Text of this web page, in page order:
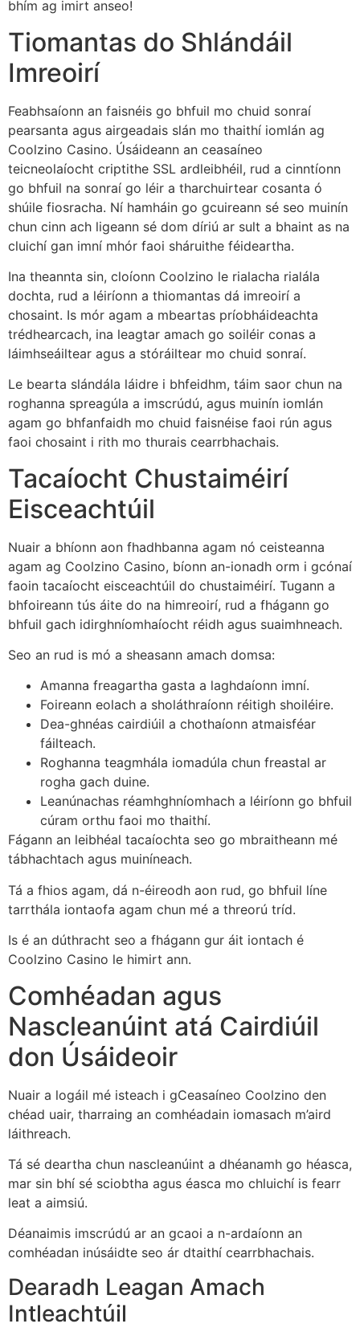
bhím ag imirt anseo!
Tiomantas do Shlándáil
Imreoirí
Feabhsaíonn an faisnéis go bhfuil mo chuid sonraí
pearsanta agus airgeadais slán mo thaithí iomlán ag
Coolzino Casino. Úsáideann an ceasaíneo
teicneolaíocht criptithe SSL ardleibhéil, rud a cinntíonn
go bhfuil na sonraí go léir a tharchuirtear cosanta ó
shúile fiosracha. Ní hamháin go gcuireann sé seo muinín
chun cinn ach ligeann sé dom díriú ar sult a bhaint as na
cluichí gan imní mhór faoi sháruithe féideartha.
Ina theannta sin, cloíonn Coolzino le rialacha rialála
dochta, rud a léiríonn a thiomantas dá imreoirí a
chosaint. Is mór agam a mbeartas príobháideachta
trédhearcach, ina leagtar amach go soiléir conas a
láimhseáiltear agus a stóráiltear mo chuid sonraí.
Le bearta slándála láidre i bhfeidhm, táim saor chun na
roghanna spreagúla a imscrúdú, agus muinín iomlán
agam go bhfanfaidh mo chuid faisnéise faoi rún agus
faoi chosaint i rith mo thurais cearrbhachais.
Tacaíocht Chustaiméirí
Eisceachtúil
Nuair a bhíonn aon fhadhbanna agam nó ceisteanna
agam ag Coolzino Casino, bíonn an-ionadh orm i gcónaí
faoin tacaíocht eisceachtúil do chustaiméirí. Tugann a
bhfoireann tús áite do na himreoirí, rud a fhágann go
bhfuil gach idirghníomhaíocht réidh agus suaimhneach.
Seo an rud is mó a sheasann amach domsa:
Amanna freagartha gasta a laghdaíonn imní.
Foireann eolach a sholáthraíonn réitigh shoiléire.
Dea-ghnéas cairdiúil a chothaíonn atmaisféar
fáilteach.
Roghanna teagmhála iomadúla chun freastal ar
rogha gach duine.
Leanúnachas réamhghníomhach a léiríonn go bhfuil
cúram orthu faoi mo thaithí.
Fágann an leibhéal tacaíochta seo go mbraitheann mé
tábhachtach agus muiníneach.
Tá a fhios agam, dá n-éireodh aon rud, go bhfuil líne
tarrthála iontaofa agam chun mé a threorú tríd.
Is é an dúthracht seo a fhágann gur áit iontach é
Coolzino Casino le himirt ann.
Comhéadan agus
Nascleanúint atá Cairdiúil
don Úsáideoir
Nuair a logáil mé isteach i gCeasaíneo Coolzino den
chéad uair, tharraing an comhéadain iomasach m’aird
láithreach.
Tá sé deartha chun nascleanúint a dhéanamh go héasca,
mar sin bhí sé sciobtha agus éasca mo chluichí is fearr
leat a aimsiú.
Déanaimis imscrúdú ar an gcaoi a n-ardaíonn an
comhéadan inúsáidte seo ár dtaithí cearrbhachais.
Dearadh Leagan Amach
Intleachtúil